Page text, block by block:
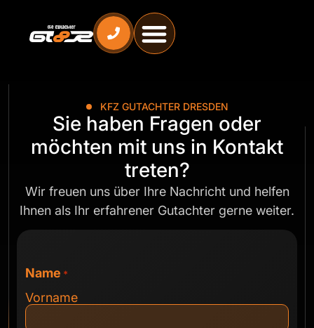
KFZ GUTACHTER DRESDEN
Sie haben Fragen oder
möchten mit uns in Kontakt
treten?
Wir freuen uns über Ihre Nachricht und helfen
Ihnen als Ihr erfahrener Gutachter gerne weiter.
Name *
Vorname